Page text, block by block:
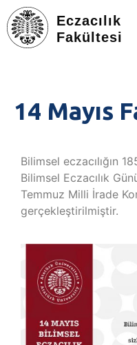
Eczacılık
Fakültesi
EĞITIM
ETKINLIKLER
İLETIŞIM
14 Mayıs
Bilimsel eczacılığın
Bilimsel Eczacılık
Temmuz Milli İrade
gerçekleştirilmiştir.